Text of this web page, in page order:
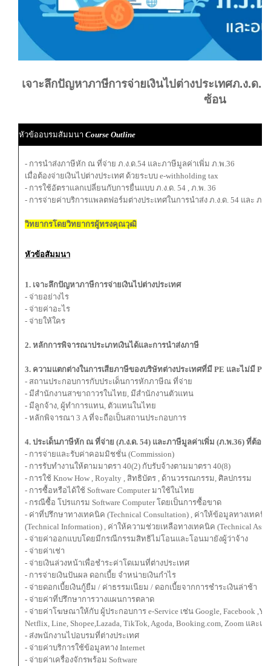
เจาะลึกปัญหาภาษีการจ่ายเงินไปต่างประเทศภ.ง.
ซ้อน
หัวข้ออบรมสัมมนา Course Outline
- การนำส่งภาษีหัก ณ ที่จ่าย ภ.ง.ด.54 และภาษีมูลค่าเพิ่ม ภ.พ.36
เมื่อต้องจ่ายเงินไปต่างประเทศ ด้วยระบบ e-withholding tax
- การใช้อัตราแลกเปลี่ยนกับการยื่นแบบ ภ.ง.ด. 54 , ภ.พ. 36
- การจ่ายค่าบริการแพลตฟอร์มต่างประเทศในการนำส่ง ภ.ง.ด. 54 และ ภ.พ
วิทยากรโดยวิทยากรผู้ทรงคุณวุฒิ
หัวข้อสัมมนา
1. เจาะลึกปัญหาภาษีการจ่ายเงินไปต่างประเทศ
- จ่ายอย่างไร
- จ่ายค่าอะไร
- จ่ายให้ใคร
2. หลักการพิจารณาประเภทเงินได้และการนำส่งภาษี
3. ความแตกต่างในการเสียภาษีของบริษัทต่างประเทศที่มี PE และไม่มี PE
- สถานประกอบการกับประเด็นการหักภาษีณ ที่จ่าย
- มีสำนักงานสาขาถาวรในไทย, มีสำนักงานตัวแทน
- มีลูกจ้าง, ผู้ทำการแทน, ตัวแทนในไทย
- หลักพิจารณา 3 A ที่จะถือเป็นสถานประกอบการ
4. ประเด็นภาษีหัก ณ ที่จ่าย (ภ.ง.ด. 54) และภาษีมูลค่าเพิ่ม (ภ.พ.36) ที่ต้องร
- การจ่ายและรับค่าคอมมิชชั่น (Commission)
- การรับทํางานให้ตามมาตรา 40(2) กับรับจ้างตามมาตรา 40(8)
- การใช้ Know How , Royalty , สิทธิบัตร , ด้านวรรณกรรม, ศิลปกรรม
- การซื้อหรือได้ใช้ Software Computer มาใช้ในไทย
- กรณีซื้อ โปรแกรม Software Computer โดยเป็นการซื้อขาด
- ค่าที่ปรึกษาทางเทคนิค (Technical Consultation) , ค่าให้ข้อมูลทางเทคนิค
(Technical Information) , ค่าให้ความช่วยเหลือทางเทคนิค (Technical
- จ่ายค่าออกแบบโดยมีกรณีกรรมสิทธิไม่โอนและโอนมายังผู้ว่าจ้าง
- จ่ายค่าเช่า
- จ่ายเงินล่วงหน้าเพื่อชําระค่าโดเมนที่ต่างประเทศ
- การจ่ายเงินปันผล ดอกเบี้ย จําหน่ายเงินกําไร
- จ่ายดอกเบี้ยเงินกู้ยืม / ค่าธรรมเนียม / ดอกเบี้ยจากการชำระเงินล่าช้า
- จ่ายค่าที่ปรึกษาการวางแผนการตลาด
- จ่ายค่าโฆษณาให้กับ ผู้ประกอบการ e-Service เช่น Google, Facebook
Netflix, Line, Shopee,Lazada, TikTok, Agoda, Booking.com, Zoom และ
- ส่งพนักงานไปอบรมที่ต่างประเทศ
- จ่ายค่าบริการใช้ข้อมูลทาง Internet
- จ่ายค่าเครื่องจักรพร้อม Software